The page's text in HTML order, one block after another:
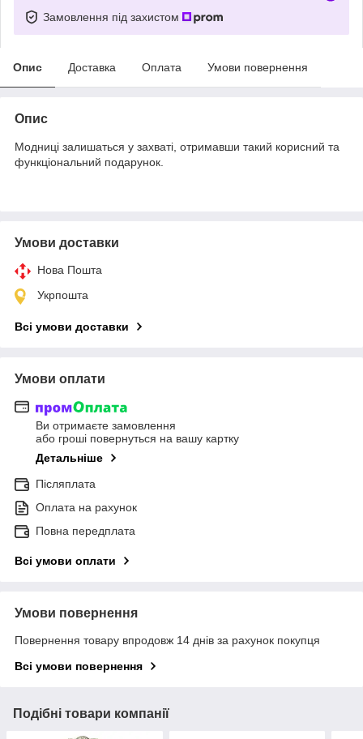
Замовлення під захистом
Опис Доставка Оплата Умови повернення
Опис
Модниці залишаться у захваті, отримавши такий корисний та
функціональний подарунок.
Умови доставки
Нова Пошта
Укрпошта
Всі умови доставки
Умови оплати
Ви отримаєте замовлення
або гроші повернуться на вашу картку
Детальніше
Післяплата
Оплата на рахунок
Повна передплата
Всі умови оплати
Умови повернення
Повернення товару впродовж 14 днів за рахунок покупця
Всі умови повернення
Подібні товари компанії